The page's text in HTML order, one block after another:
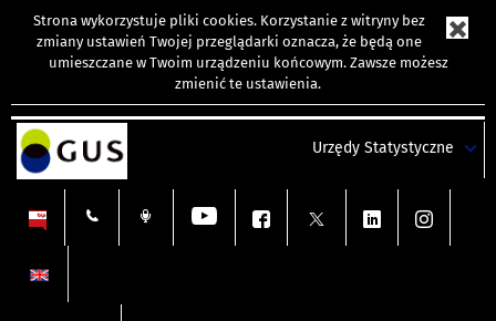
Strona wykorzystuje pliki cookies. Korzystanie z witryny bez
zmiany ustawień Twojej przeglądarki oznacza, że będą one
umieszczane w Twoim urządzeniu końcowym. Zawsze możesz
zmienić te ustawienia.
Urzędy Statystyczne